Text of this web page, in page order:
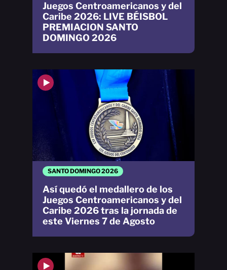
SANTO DOMINGO 2026
Así quedó el medallero de los
Juegos Centroamericanos y del
Caribe 2026 tras la jornada de
este Viernes 7 de Agosto
Juegos Centroamericanos y del
Caribe 2026: LIVE BÉISBOL
PREMIACION SANTO
DOMINGO 2026